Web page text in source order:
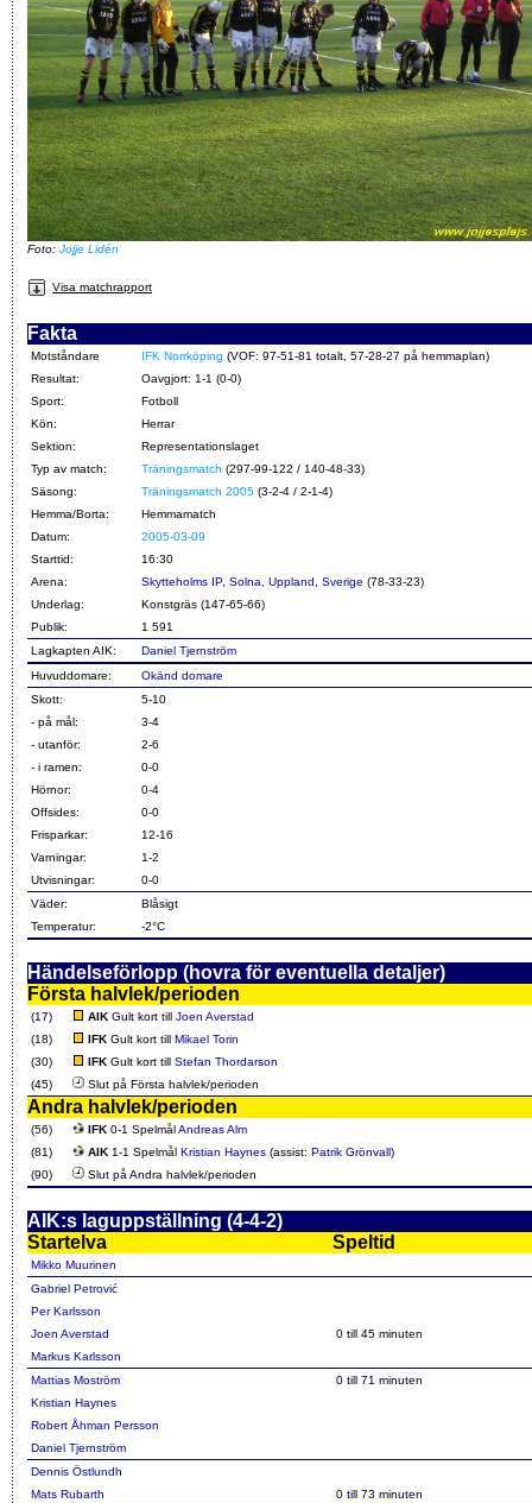
Foto: Jojje Lidén
Visa matchrapport
Fakta
Motståndare IFK Norrköping (VOF: 97-51-81 totalt, 57-28-27 på hemmaplan)
Resultat:
Oavgjort: 1-1 (0-0)
Sport:
Fotboll
Kön:
Herrar
Sektion:
Representationslaget
Typ av match:
Träningsmatch (297-99-122 / 140-48-33)
Säsong:
Träningsmatch 2005 (3-2-4 / 2-1-4)
Hemma/Borta:
Hemmamatch
Datum:
2005-03-09
Starttid:
16:30
Arena:
Skytteholms IP, Solna, Uppland, Sverige (78-33-23)
Underlag:
Konstgräs (147-65-66)
Publik:
1 591
Lagkapten AIK:
Daniel Tjernström
Huvuddomare:
Okänd domare
Skott:
5-10
- på mål:
3-4
- utanför:
2-6
- i ramen:
0-0
Hörnor:
0-4
Offsides:
0-0
Frisparkar:
12-16
Varningar:
1-2
Utvisningar:
0-0
Väder:
Blåsigt
Temperatur:
-2°C
Händelseförlopp (hovra för eventuella detaljer)
Första halvlek/perioden
(17) AIK Gult kort till Joen Averstad
(18)
IFK Gult kort till Mikael Torin
(30)
IFK Gult kort till Stefan Thordarson
(45)
Slut på Första halvlek/perioden
Andra halvlek/perioden
(56) IFK 0-1 SpelmålAndreas Alm
(81)
AIK 1-1 Spelmål Kristian Haynes (assist: Patrik Grönvall)
(90)
Slut på Andra halvlek/perioden
AIK:s laguppställning (4-4-2)
Startelva
Speltid
Mikko Muurinen
Gabriel Petrović
Per Karlsson
Joen Averstad
0 till 45 minuten
Markus Karlsson
Mattias Moström
0 till 71 minuten
Kristian Haynes
Robert Åhman Persson
Daniel Tjernström
Dennis Östlundh
Mats Rubarth
0 till 73 minuten